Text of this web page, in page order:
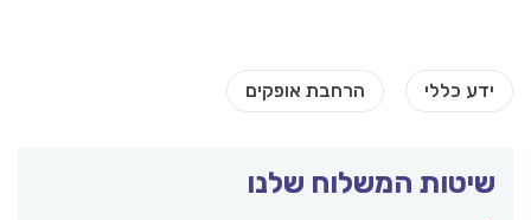
שיטות המשלוח שלנו